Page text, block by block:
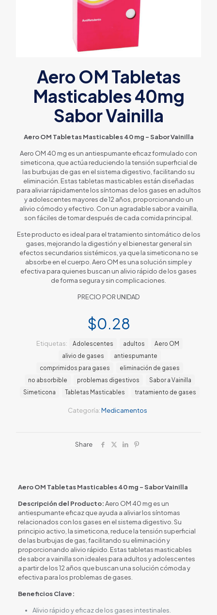
Aero OM Tabletas
Masticables 40mg
Sabor Vainilla
Aero OM Tabletas Masticables 40 mg – Sabor Vainilla
Aero OM 40 mg es un antiespumante eficaz formulado con
simeticona, que actúa reduciendo la tensión superficial de
las burbujas de gas en el sistema digestivo, facilitando su
eliminación. Estas tabletas masticables están diseñadas
para aliviar rápidamente los síntomas de los gases en adultos
y adolescentes mayores de 12 años, proporcionando un
alivio cómodo y efectivo. Con un agradable sabor a vainilla,
son fáciles de tomar después de cada comida principal.
Este producto es ideal para el tratamiento sintomático de los
gases, mejorando la digestión y el bienestar general sin
efectos secundarios sistémicos, ya que la simeticona no se
absorbe en el cuerpo. Aero OM es una solución simple y
efectiva para quienes buscan un alivio rápido de los gases
de forma segura y sin complicaciones.
PRECIO POR UNIDAD
$0.28
Categoría:Medicamentos
Etiquetas: Adolescentes adultos
Aero OM
alivio de gases
antiespumante
comprimidos para gases
eliminación de gases
no absorbible
problemas digestivos
Sabor a Vainilla
Simeticona
Tabletas Masticables tratamiento de gases
Share
Aero OM Tabletas Masticables 40 mg – Sabor Vainilla
Descripción del Producto:Aero OM 40 mg es un
antiespumante eficaz que ayuda a aliviar los síntomas
relacionados con los gases en el sistema digestivo. Su
principio activo, la simeticona, reduce la tensión superficial
de las burbujas de gas, facilitando su eliminación y
proporcionando alivio rápido. Estas tabletas masticables
de sabor a vainilla son ideales para adultos y adolescentes
a partir de los 12 años que buscan una solución cómoda y
efectiva para los problemas de gases.
Beneficios Clave:
Alivio rápido y eficaz de los gases intestinales.